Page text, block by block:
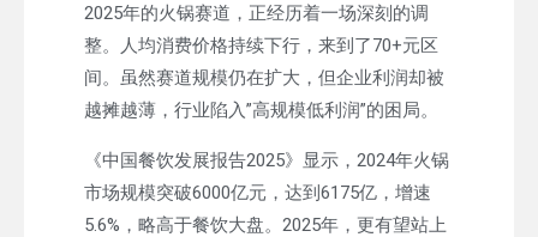
2025年的火锅赛道，正经历着一场深刻的调
整。人均消费价格持续下行，来到了70+元区
间。虽然赛道规模仍在扩大，但企业利润却被
越摊越薄，行业陷入”高规模低利润”的困局。
《中国餐饮发展报告2025》显示，2024年火锅
市场规模突破6000亿元，达到6175亿，增速
5.6%，略高于餐饮大盘。2025年，更有望站上